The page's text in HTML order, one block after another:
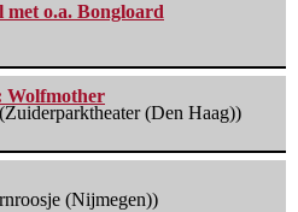
met o.a. Bongloard
(Den Haag))
(Nijmegen))